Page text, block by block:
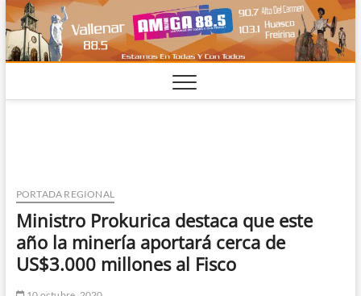
Saltar
al
contenido
PORTADA REGIONAL
Ministro Prokurica destaca que este
año la minería aportará cerca de
US$3.000 millones al Fisco